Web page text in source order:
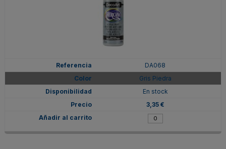
DA068
Gris Piedra
En stock
3,35 €